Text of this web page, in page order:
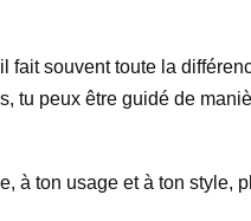
souvent toute la
tu peux être guidé de
à ton usage et à ton style,